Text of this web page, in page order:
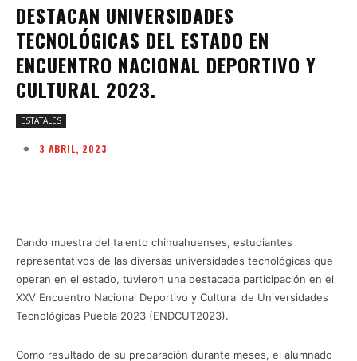
DESTACAN UNIVERSIDADES
TECNOLÓGICAS DEL ESTADO EN
ENCUENTRO NACIONAL DEPORTIVO Y
CULTURAL 2023.
ESTATALES
3 ABRIL, 2023
Dando muestra del talento chihuahuenses, estudiantes
representativos de las diversas universidades tecnológicas que
operan en el estado, tuvieron una destacada participación en el
XXV Encuentro Nacional Deportivo y Cultural de Universidades
Tecnológicas Puebla 2023 (ENDCUT2023).
Como resultado de su preparación durante meses, el alumnado